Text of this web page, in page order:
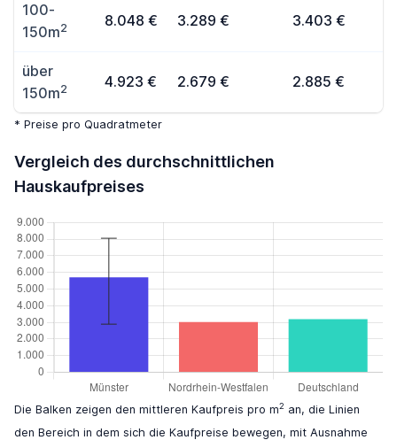
100-
150m2 8.048 € 3.289 € 3.403 €
über
150m2 4.923 € 2.679 € 2.885 €
* Preise pro Quadratmeter
Vergleich des durchschnittlichen
Hauskaufpreises
Die Balken zeigen den mittleren Kaufpreis pro m2 an, die Linien
den Bereich in dem sich die Kaufpreise bewegen, mit Ausnahme